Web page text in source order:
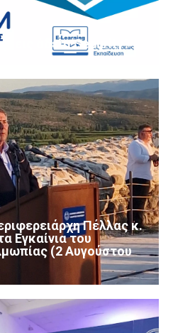
άδεια Security?
Πέλλας κ.
Εγκαίνια του
(2 Αυγούστου